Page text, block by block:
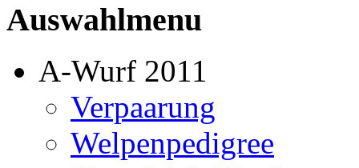
Auswahlmenu
A-Wurf 2011
Verpaarung
Welpenpedigree